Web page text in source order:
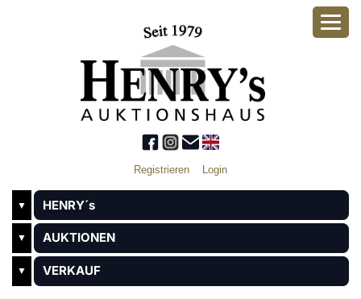
Registrieren Login
▼ HENRY´s
▼ AUKTIONEN
▼ VERKAUF